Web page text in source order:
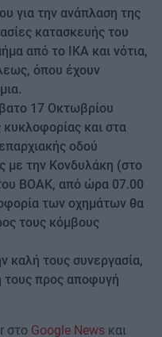
για την ανάπλαση της
κατασκευής του
από το ΙΚΑ και νότια,
όπου έχουν
17 Οκτωβρίου
κυκλοφορίας και στα
οδού
με την Κονδυλάκη (στο
ΒΟΑΚ, από ώρα 07.00
των οχημάτων θα
τους κόμβους
καλή τους συνεργασία,
τους προς αποφυγή
στο Google News και